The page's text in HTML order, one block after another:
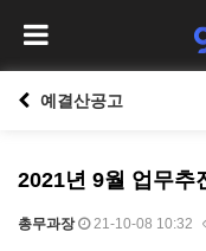
예결산공고
2021년 9월 업무추
총무과장 21-10-08 10:32